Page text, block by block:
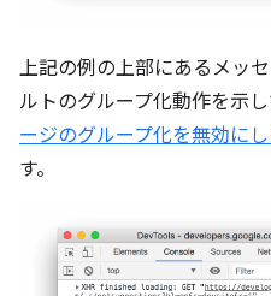
上記の例の上部にあるメッ
ルトのグループ化動作を示し
ージのグループ化を無効に
す。